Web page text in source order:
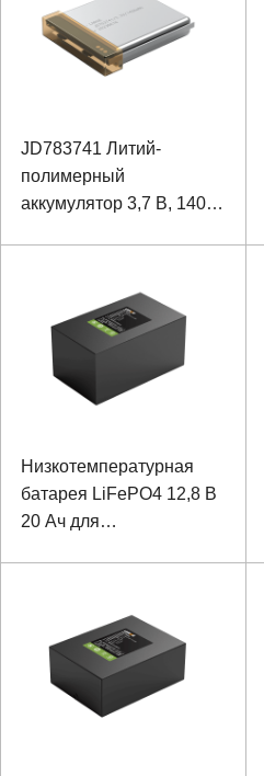
JD783741 Литий-
полимерный
аккумулятор 3,7 В, 140
Низкотемпературная
батарея LiFePO4 12,8 В
20 Ач для